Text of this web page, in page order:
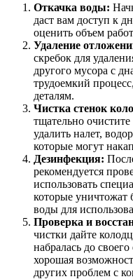
Откачка воды:
даст вам доступ к
оценить объем
Удаление
скребок для
другого мусора с
трудоемкий
деталям.
Чистка стенок
тщательно
удалить налет,
которые могут
Дезинфекция:
рекомендуется
использовать
которые уничтожат
воды для
Проверка и
чистки дайте
набралась до
хорошая
других проблем с